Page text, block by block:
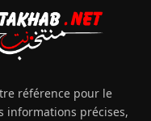
référence pour le
informations précises,